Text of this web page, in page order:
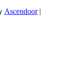
Ascendoor|